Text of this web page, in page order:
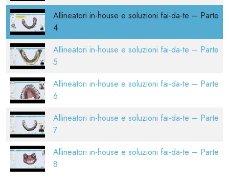
Allineatori in-house e soluzioni fai-da-te – Parte
4
Allineatori in-house e soluzioni fai-da-te – Parte
5
Allineatori in-house e soluzioni fai-da-te – Parte
6
Allineatori in-house e soluzioni fai-da-te – Parte
7
Allineatori in-house e soluzioni fai-da-te – Parte
8